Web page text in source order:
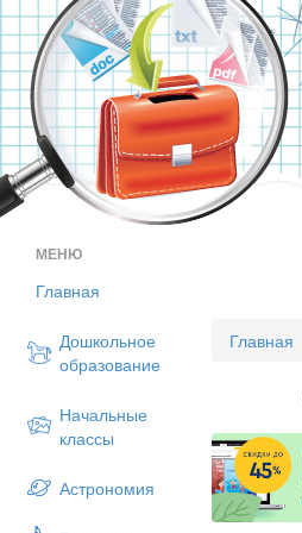
МЕНЮ
Главная
Дошкольное
образование
Начальные
классы
Астрономия
Главная